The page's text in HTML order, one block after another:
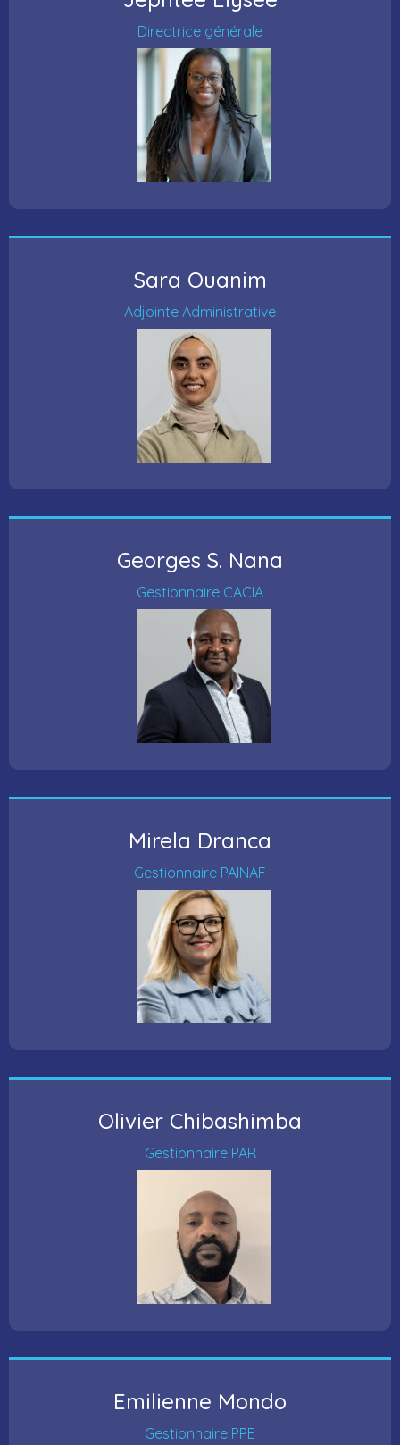
Directrice générale
Sara Ouanim
Adjointe Administrative
Georges S. Nana
Gestionnaire CACIA
Mirela Dranca
Gestionnaire PAINAF
Olivier Chibashimba
Gestionnaire PAR
Emilienne Mondo
Gestionnaire PPE